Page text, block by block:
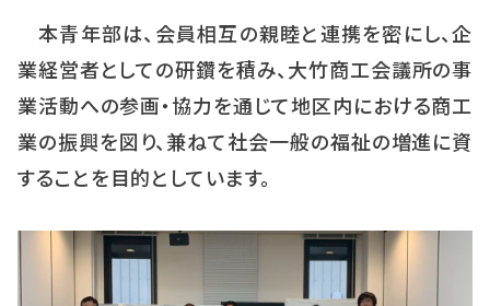
支援・相談
お知らせ
セミナー
入会案内
本青年部は、会員相互の親睦と連携を密にし、企
業経営者としての研鑽を積み、大竹商工会議所の事
業活動への参画・協力を通じて地区内における商工
業の振興を図り、兼ねて社会一般の福祉の増進に資
することを目的としています。